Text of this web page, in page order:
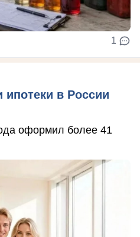
1
в России
оформил более 41